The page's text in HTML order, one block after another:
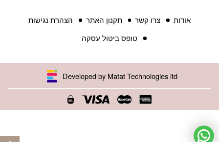
אודות צרו קשר תקנון האתר
הצהרת נגישות
טופס ביטול עסקה
Developed by Matat Technologies ltd